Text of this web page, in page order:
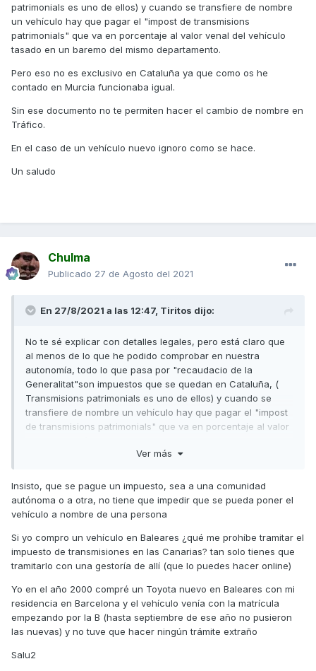
Salu2
patrimonials es uno de ellos) y cuando se transfiere de nombre
un vehículo hay que pagar el "impost de transmisions
patrimonials" que va en porcentaje al valor venal del vehículo
tasado en un baremo del mismo departamento.
Pero eso no es exclusivo en Cataluña ya que como os he
contado en Murcia funcionaba igual.
Sin ese documento no te permiten hacer el cambio de nombre en
Tráfico.
En el caso de un vehículo nuevo ignoro como se hace.
Un saludo
Chulma
Publicado 27 de Agosto del 2021
En 27/8/2021 a las 12:47, Tiritos dijo:
No te sé explicar con detalles legales, pero está claro que
al menos de lo que he podido comprobar en nuestra
autonomía, todo lo que pasa por "recaudacio de la
Generalitat"son impuestos que se quedan en Cataluña, (
Transmisions patrimonials es uno de ellos) y cuando se
transfiere de nombre un vehículo hay que pagar el "impost
de transmisions patrimonials" que va en porcentaje al valor
contado en Murcia funcionaba igual.
Sin ese documento no te permiten hacer el cambio de
En el caso de un vehículo nuevo ignoro como se hace.
Ver más
Insisto, que se pague un impuesto, sea a una comunidad
autónoma o a otra, no tiene que impedir que se pueda poner el
vehículo a nombre de una persona
Si yo compro un vehículo en Baleares ¿qué me prohíbe tramitar el
impuesto de transmisiones en las Canarias? tan solo tienes que
tramitarlo con una gestoría de allí (que lo puedes hacer online)
Yo en el año 2000 compré un Toyota nuevo en Baleares con mi
residencia en Barcelona y el vehículo venía con la matrícula
empezando por la B (hasta septiembre de ese año no pusieron
las nuevas) y no tuve que hacer ningún trámite extraño
Salu2